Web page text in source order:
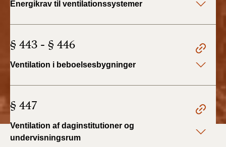
2022)
2022)
BR18 (29/6 - 31/12
BR18 (1/1-29/6
2021)
BR18 (1/7-31/12
Energikrav til ventilationssystemer
§ 443 - § 446
Ventilation i beboelsesbygninger
§ 447
Ventilation af daginstitutioner og
undervisningsrum